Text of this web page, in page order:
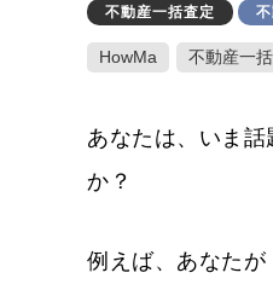
不動産一括査定
HowMa 不動産一
あなたは、いま話
か？
例えば、あなたが